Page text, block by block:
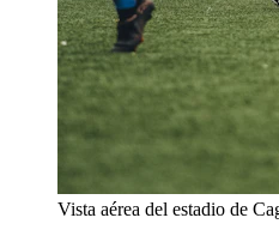
Vista aérea del estadio de